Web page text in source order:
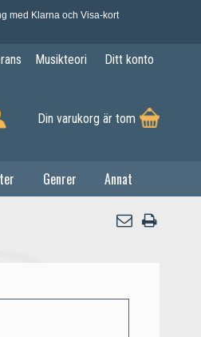
med Klarna och Visa-kort
Musikteori Ditt konto
Din varukorg är tom
Genrer Annat